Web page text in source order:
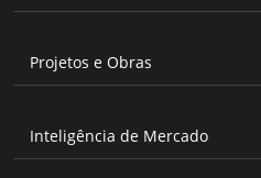
Projetos e Obras
Inteligência de Mercado